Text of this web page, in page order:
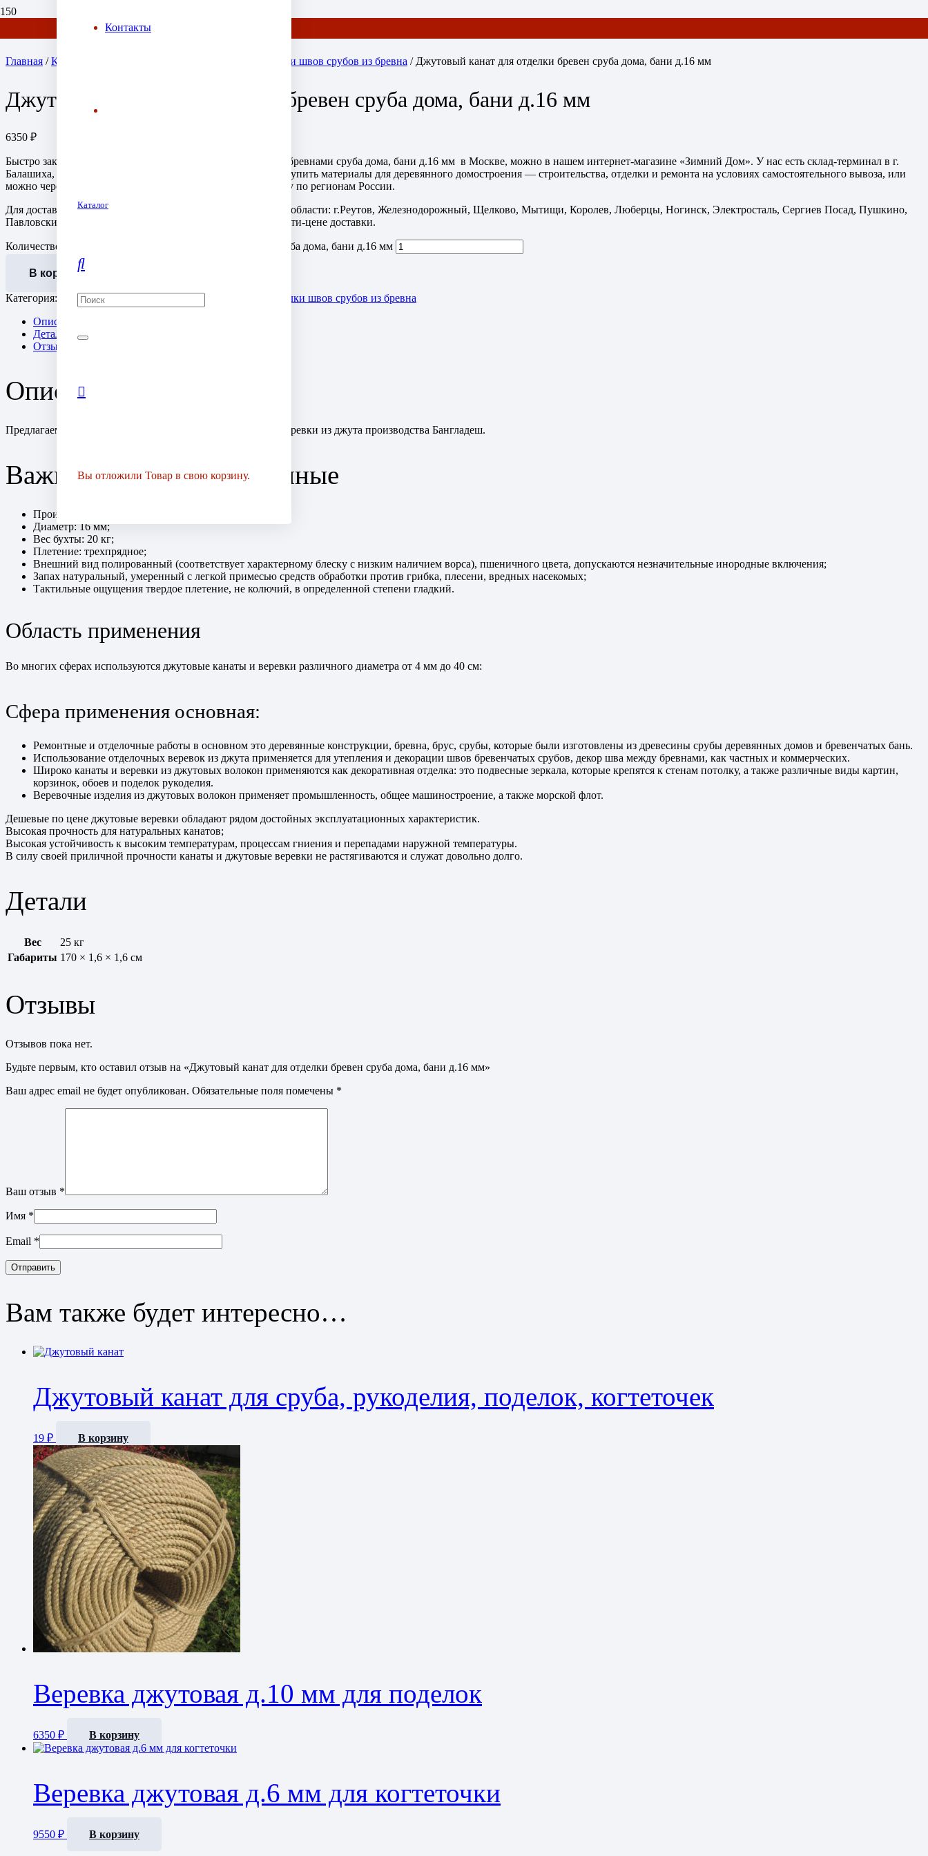
Отдел продаж: +7 (903) 778-01-07 / +7 (905) 752-77-20
Контакты
Каталог
Вы отложили Товар в свою корзину.
Главная /Канаты декоративные из джута для декора, отделки швов срубов из бревна / Джутовый канат для отделки бревен сруба дома, бани д.16 мм
Джутовый канат для отделки бревен сруба дома, бани д.16 мм
6350 ₽
Быстро заказать и купить джутовый канат для швов между бревнами сруба дома, бани д.16 мм в Москве, можно в нашем интернет-магазине «Зимний Дом». У нас есть склад-терминал в г.
Балашиха, Московская область. Здесь возможно заказать и купить материалы для деревянного домостроения — строительства, отделки и ремонта на условиях самостоятельного вывоза, или
можно через сайт магазина «Зимний Дом» заказать доставку по регионам России.
Для доставки в ближние от г. Балашиха города Московской области: г.Реутов, Железнодорожный, Щелково, Мытищи, Королев, Люберцы, Ногинск, Электросталь, Сергиев Посад, Пушкино,
Павловский Посад у нас есть спец предложение по стоимости-цене доставки.
Количество товара Джутовый канат для отделки бревен сруба дома, бани д.16 мм
В корзину
Категория:
Канаты декоративные из джута для декора, отделки швов срубов из бревна
Описание
Детали
Отзывы (0)
Описание
Предлагаем приобрести у нас «Зимнего Дома» джутовые веревки из джута производства Бангладеш.
Важные технические данные
Производитель: Бангладеш;
Диаметр: 16 мм;
Вес бухты: 20 кг;
Плетение: трехпрядное;
Внешний вид полированный (соответствует характерному блеску с низким наличием ворса), пшеничного цвета, допускаются незначительные инородные включения;
Запах натуральный, умеренный с легкой примесью средств обработки против грибка, плесени, вредных насекомых;
Тактильные ощущения твердое плетение, не колючий, в определенной степени гладкий.
Область применения
Во многих сферах используются джутовые канаты и веревки различного диаметра от 4 мм до 40 см:
Сфера применения основная:
Ремонтные и отделочные работы в основном это деревянные конструкции, бревна, брус, срубы, которые были изготовлены из древесины срубы деревянных домов и бревенчатых бань.
Использование отделочных веревок из джута применяется для утепления и декорации швов бревенчатых срубов, декор шва между бревнами, как частных и коммерческих.
Широко канаты и веревки из джутовых волокон применяются как декоративная отделка: это подвесные зеркала, которые крепятся к стенам потолку, а также различные виды картин,
корзинок, обоев и поделок рукоделия.
Веревочные изделия из джутовых волокон применяет промышленность, общее машиностроение, а также морской флот.
Дешевые по цене джутовые веревки обладают рядом достойных эксплуатационных характеристик.
Высокая прочность для натуральных канатов;
Высокая устойчивость к высоким температурам, процессам гниения и перепадами наружной температуры.
В силу своей приличной прочности канаты и джутовые веревки не растягиваются и служат довольно долго.
Детали
Вес
25 кг
Габариты 170 × 1,6 × 1,6 см
Отзывы
Отзывов пока нет.
Будьте первым, кто оставил отзыв на «Джутовый канат для отделки бревен сруба дома, бани д.16 мм»
Ваш адрес email не будет опубликован. Обязательные поля помечены *
Ваш отзыв *
Имя *
Email *
Вам также будет интересно…
Джутовый канат для сруба, рукоделия, поделок, когтеточек
19 ₽ В корзину
Веревка джутовая д.10 мм для поделок
6350 ₽ В корзину
Веревка джутовая д.6 мм для когтеточки
9550 ₽ В корзину